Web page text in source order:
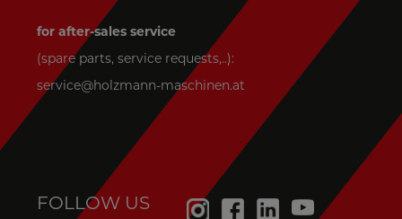
for after-sales service
(spare parts, service requests,..):
service@holzmann-maschinen.at
FOLLOW US